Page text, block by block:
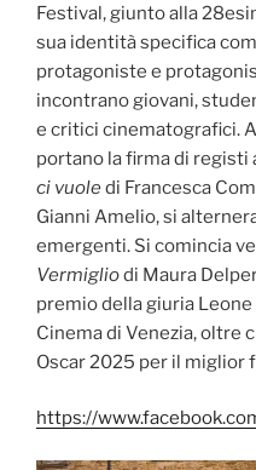
Festival, giunto alla
sua identità specifica
protagoniste e
incontrano giovani,
e critici cinematografici.
portano la firma di registi
ci vuoledi Francesca
Gianni Amelio, si
emergenti. Si comincia
Vermigliodi Maura
premio della giuria
Cinema di Venezia, oltre
Oscar 2025 per il miglior
https://